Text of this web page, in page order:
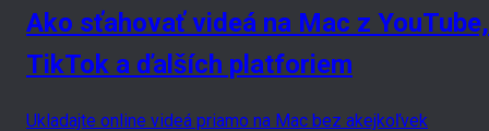
Ako sťahovať videá na Mac z YouTube,
TikTok a ďalších platforiem
Ukladajte online videá priamo na Mac bez akejkoľvek